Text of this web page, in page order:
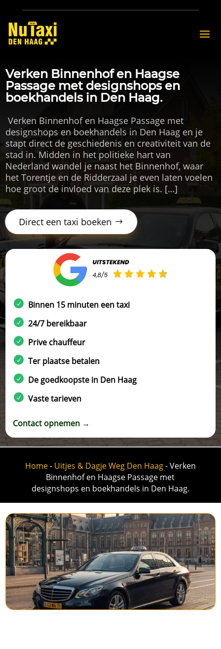
Verken Binnenhof en Haagse
Passage met designshops en
boekhandels in Den Haag.
​ Verken Binnenhof en Haagse Passage met
designshops en boekhandels in Den Haag en je
stapt direct de geschiedenis en creativiteit van de
stad in.​ Midden in het politieke hart van
Nederland wandel je naast het Binnenhof, waar
het Torentje en de Ridderzaal je even laten voelen
hoe groot de invloed van deze plek is.​ […]
Direct een taxi boeken
Binnen 15 minuten een taxi
24/7 bereikbaar
Prive chauffeur
Ter plaatse betalen
De goedkoopste in Den Haag
Vaste tarieven
Contact opnemen →
Home- Uitjes & Dagje Weg Den Haag-Verken
Binnenhof en Haagse Passage met
designshops en boekhandels in Den Haag.